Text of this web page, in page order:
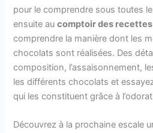
pour le comprendre sous toutes
ensuite aucomptoir des
comprendre la manière dont les
chocolats sont réalisées. Des
composition, l’assaisonnement,
les différents chocolats et
qui les constituent grâce à
Découvrez à la prochaine escale